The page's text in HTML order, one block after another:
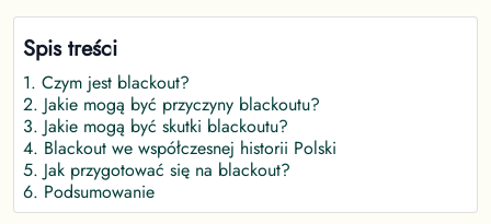
Spis treści
1. Czym jest blackout?
2. Jakie mogą być przyczyny blackoutu?
3. Jakie mogą być skutki blackoutu?
4. Blackout we współczesnej historii Polski
5. Jak przygotować się na blackout?
6. Podsumowanie